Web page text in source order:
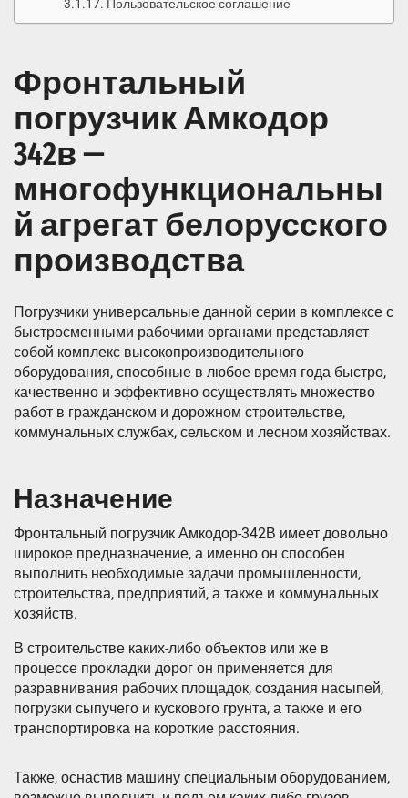
Пользовательское соглашение
Фронтальный
погрузчик Амкодор
342в —
многофункциональны
й агрегат белорусского
производства
Погрузчики универсальные данной серии в комплексе с
быстросменными рабочими органами представляет
собой комплекс высокопроизводительного
оборудования, способные в любое время года быстро,
качественно и эффективно осуществлять множество
работ в гражданском и дорожном строительстве,
коммунальных службах, сельском и лесном хозяйствах.
Назначение
Фронтальный погрузчик Амкодор-342В имеет довольно
широкое предназначение, а именно он способен
выполнить необходимые задачи промышленности,
строительства, предприятий, а также и коммунальных
хозяйств.
В строительстве каких-либо объектов или же в
процессе прокладки дорог он применяется для
разравнивания рабочих площадок, создания насыпей,
погрузки сыпучего и кускового грунта, а также и его
транспортировка на короткие расстояния.
Также, оснастив машину специальным оборудованием,